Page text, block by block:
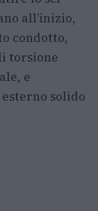
all’inizio,
condotto,
torsione
e
solido